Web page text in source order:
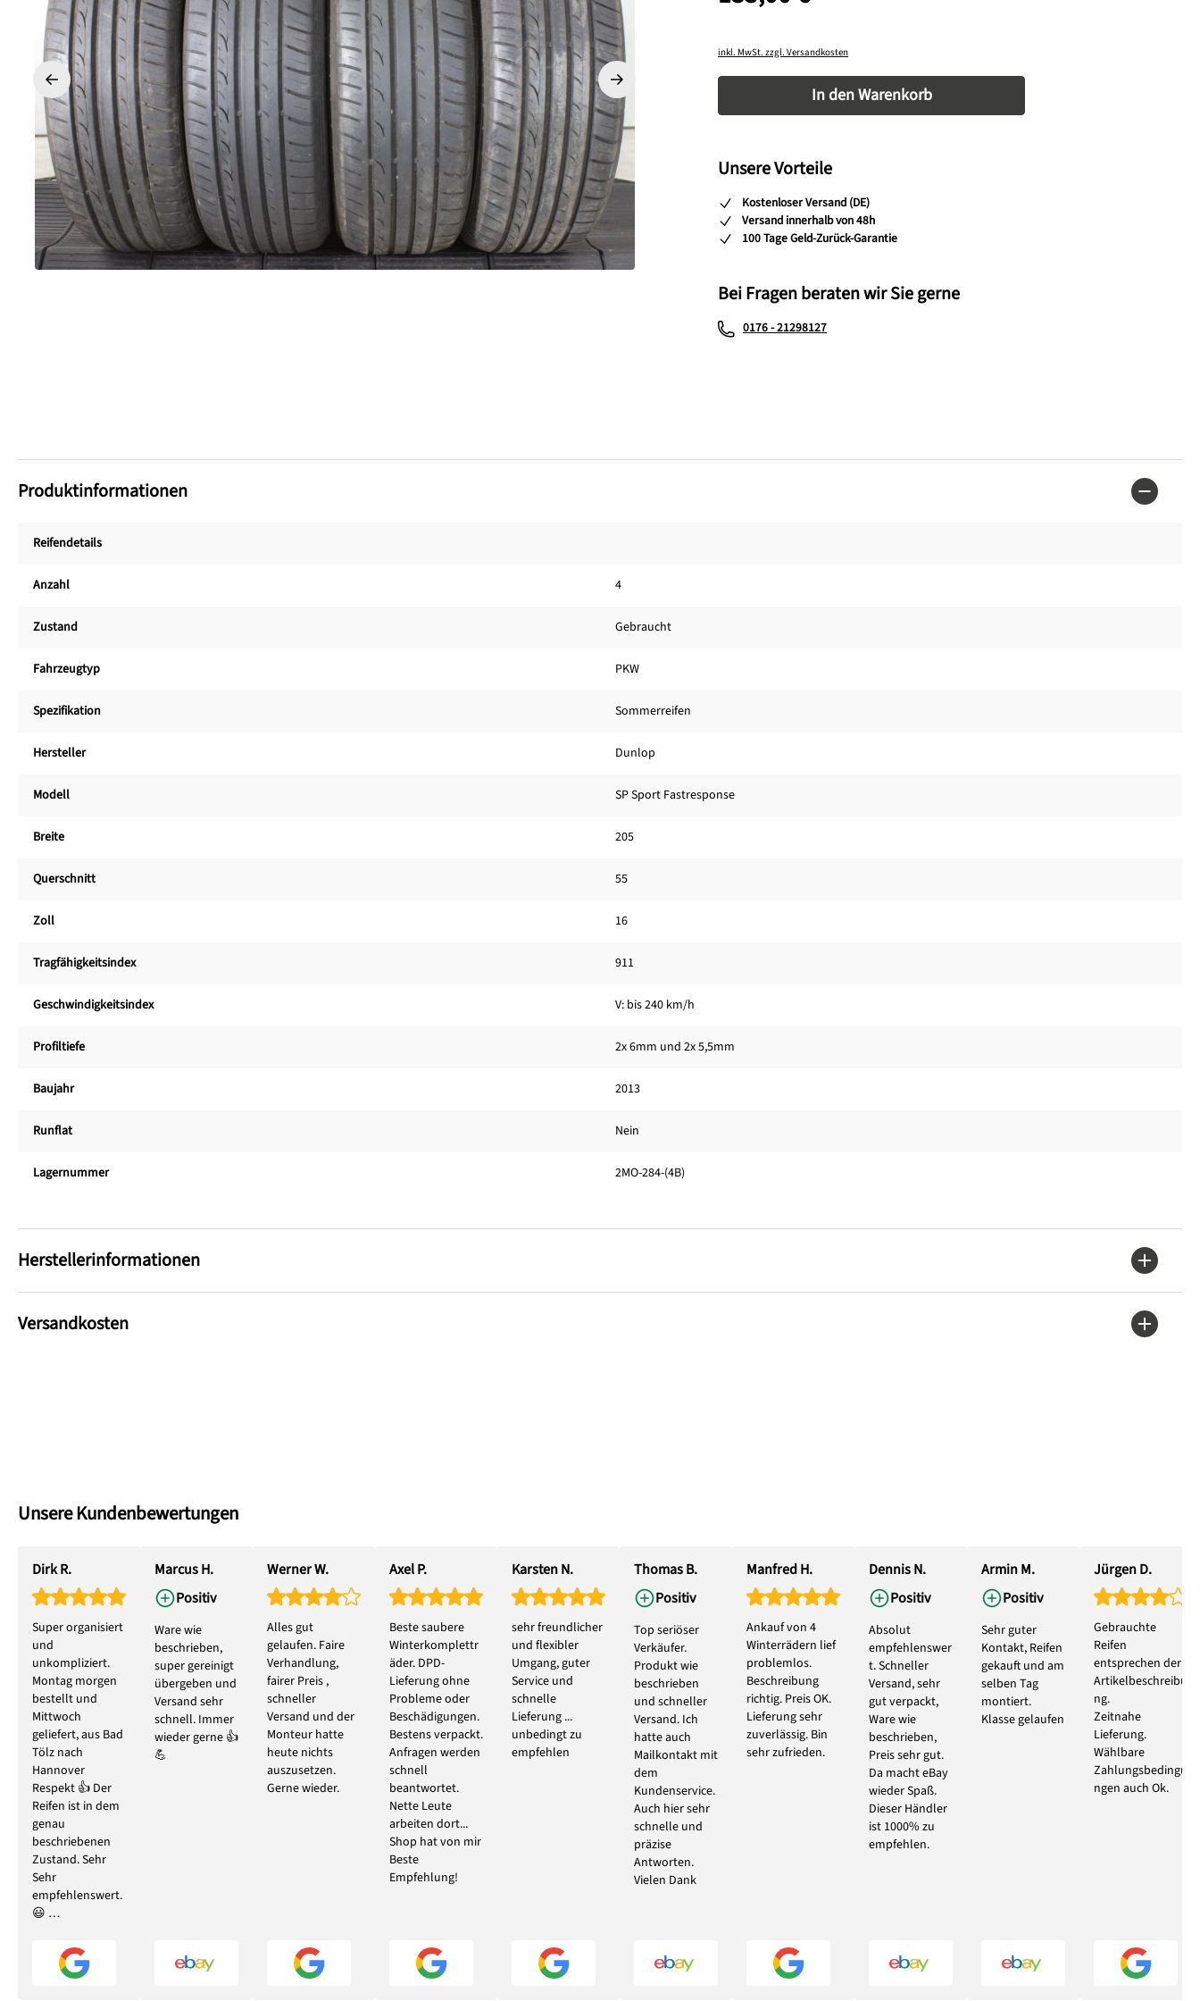
inkl. MwSt. zzgl. Versandkosten
Produkt Anzahl: Gib den gewünschten Wert ein oder
In den Warenkorb
Unsere Vorteile
Kostenloser Versand (DE)
Versand innerhalb von 48h
100 Tage Geld-Zurück-Garantie
Bei Fragen beraten wir Sie gerne
0176 - 21298127
Produktinformationen
Reifendetails
Anzahl 4
Zustand Gebraucht
Fahrzeugtyp PKW
Spezifikation Sommerreifen
Hersteller Dunlop
Modell SP Sport Fastresponse
Breite 205
Querschnitt 55
Zoll 16
Tragfähigkeitsindex 911
Geschwindigkeitsindex V: bis 240 km/h
Profiltiefe 2x 6mm und 2x 5,5mm
Baujahr 2013
Runflat Nein
Lagernummer 2MO-284-(4B)
Herstellerinformationen
Versandkosten
Unsere Kundenbewertungen
Dirk R.
Super organisiert
und
unkompliziert.
Montag morgen
bestellt und
Mittwoch
geliefert, aus Bad
Tölz nach
Hannover
Respekt 👍 Der
Reifen ist in dem
genau
beschriebenen
Zustand. Sehr
Sehr
empfehlenswert.
😃 …
Marcus H.
Positiv
Ware wie
beschrieben,
super gereinigt
übergeben und
Versand sehr
schnell. Immer
wieder gerne 👍
💪
Werner W.
Alles gut
gelaufen. Faire
Verhandlung,
fairer Preis ,
schneller
Versand und der
Monteur hatte
heute nichts
auszusetzen.
Gerne wieder.
Axel P.
Beste saubere
Winterkomplettr
äder. DPD-
Lieferung ohne
Probleme oder
Beschädigungen.
Bestens verpackt.
Anfragen werden
schnell
beantwortet.
Nette Leute
arbeiten dort...
Shop hat von mir
Beste
Empfehlung!
Karsten N.
sehr freundlicher
und flexibler
Umgang, guter
Service und
schnelle
Lieferung ...
unbedingt zu
empfehlen
Thomas B.
Positiv
Top seriöser
Verkäufer.
Produkt wie
beschrieben
und schneller
Versand. Ich
hatte auch
Mailkontakt mit
dem
Kundenservice.
Auch hier sehr
schnelle und
präzise
Antworten.
Vielen Dank
Manfred H.
Ankauf von 4
Winterrädern lief
problemlos.
Beschreibung
richtig. Preis OK.
Lieferung sehr
zuverlässig. Bin
sehr zufrieden.
Dennis N.
Positiv
Absolut
empfehlenswer
t. Schneller
Versand, sehr
gut verpackt,
Ware wie
beschrieben,
Preis sehr gut.
Da macht eBay
wieder Spaß.
Dieser Händler
ist 1000% zu
empfehlen.
Armin M.
Positiv
Sehr guter
Kontakt, Reifen
gekauft und am
selben Tag
montiert.
Klasse gelaufen
Jürgen D.
Gebrauchte
Reifen
entsprechen der
Artikelbeschreibu
ng.
Zeitnahe
Lieferung.
Wählbare
Zahlungsbedingu
ngen auch Ok.